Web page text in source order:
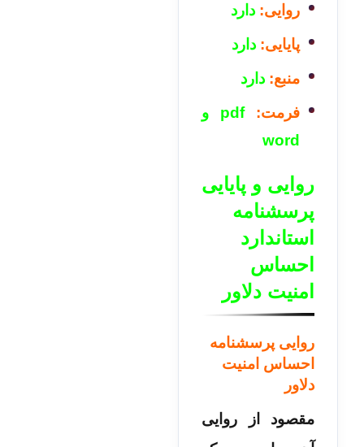
روایی:دارد
پایایی:دارد
منبع:دارد
فرمت:
pdf و
word
روایی و پایایی
پرسشنامه
استاندارد
احساس
امنیت دلاور
روایی پرسشنامه
احساس امنیت
دلاور
مقصود از روایی